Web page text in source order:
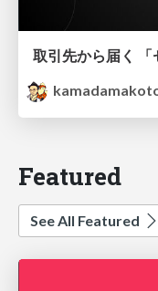
Featured
See All Featured